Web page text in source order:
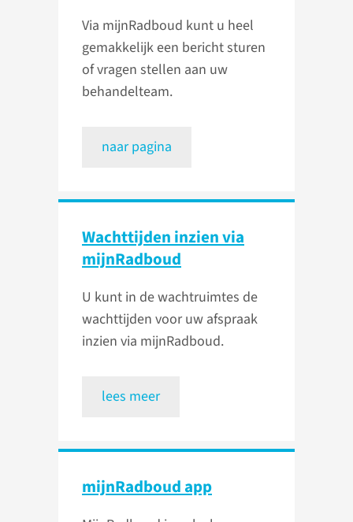
Via mijnRadboud kunt u heel
gemakkelijk een bericht sturen
of vragen stellen aan uw
behandelteam.
naar pagina
Wachttijden inzien via
mijnRadboud
U kunt in de wachtruimtes de
wachttijden voor uw afspraak
inzien via mijnRadboud.
lees meer
mijnRadboud app